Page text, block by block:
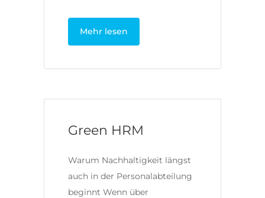
Mehr lesen
Green HRM
Warum Nachhaltigkeit längst
auch in der Personalabteilung
beginnt Wenn über